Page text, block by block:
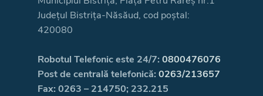
Județul Bistrița-Năsăud, cod poștal:
420080
Robotul Telefonic este 24/7: 0800476076
Post de centrală telefonică: 0263/213657
Fax: 0263 – 214750; 232.215